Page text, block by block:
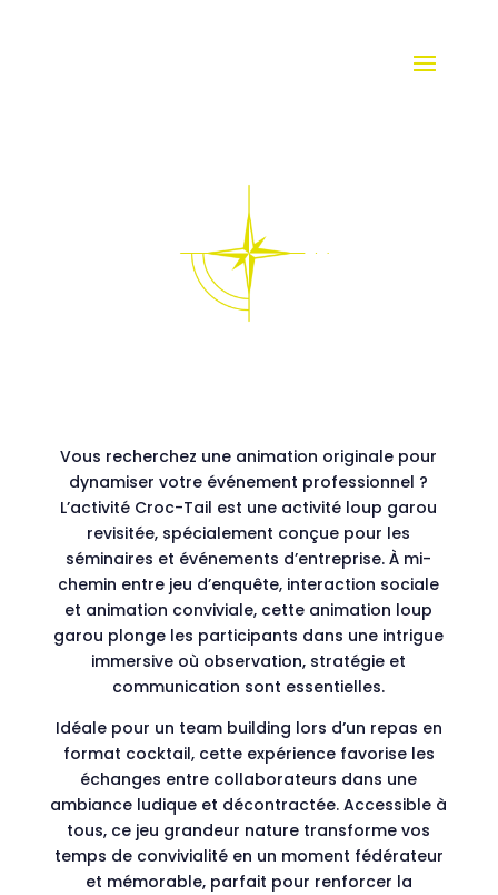
Vous recherchez une animation originale pour
dynamiser votre événement professionnel ?
L’activité Croc-Tail est une activité loup garou
revisitée, spécialement conçue pour les
séminaires et événements d’entreprise. À mi-
chemin entre jeu d’enquête, interaction sociale
et animation conviviale, cette animation loup
garou plonge les participants dans une intrigue
immersive où observation, stratégie et
communication sont essentielles.
Idéale pour un team building lors d’un repas en
format cocktail, cette expérience favorise les
échanges entre collaborateurs dans une
ambiance ludique et décontractée. Accessible à
tous, ce jeu grandeur nature transforme vos
temps de convivialité en un moment fédérateur
et mémorable, parfait pour renforcer la